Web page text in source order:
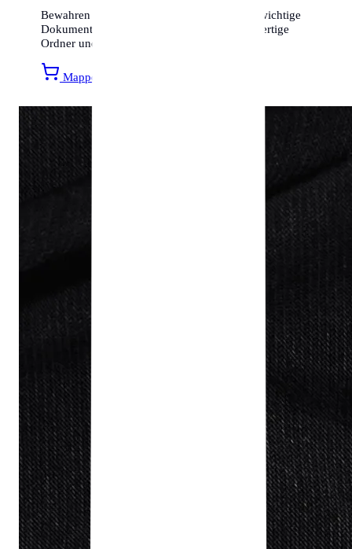
Bewahren Sie Ihren Meldebeleg und andere wichtige
Dokumente sicher auf. Entdecken Sie hochwertige
Ordner und Mappen bei Amazon.
Mappen entdecken »